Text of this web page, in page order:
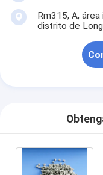
Rm315, A,
distrito de